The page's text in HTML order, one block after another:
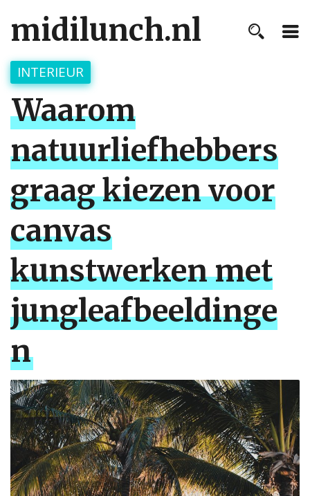
midilunch.nl
INTERIEUR
Waarom
natuurliefhebbers
graag kiezen voor
canvas
kunstwerken met
jungleafbeeldinge
n